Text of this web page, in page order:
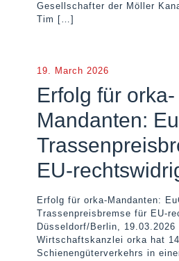
Gesellschafter der Möller
Tim […]
19. March 2026
Erfolg für orka-
Mandanten:
EU-
Erfolg für orka-Mandanten:
Trassenpreisbremse für EU-
Düsseldorf/Berlin, 19.03.2026
Wirtschaftskanzlei orka hat
Schienengüterverkehrs in